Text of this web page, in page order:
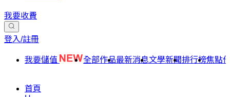
我要收費
登入/註冊
我要儲值 全部作品最新消息文學新聞排行榜焦點
首頁